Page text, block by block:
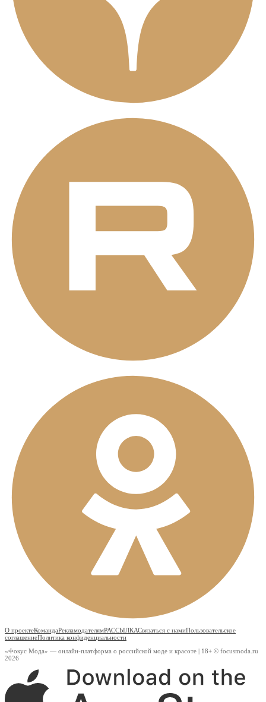
О проектеКомандаРекламодателямРАССЫЛКАСвязаться с намиПользовательское
соглашениеПолитика конфиденциальности
«Фокус Мода» — онлайн-платформа о российской моде и красоте | 18+ © focusmoda.ru
2026